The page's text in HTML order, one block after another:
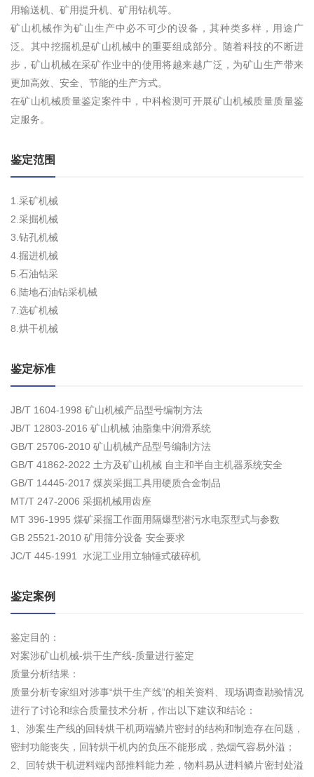
用输送机、矿用提升机、矿用钻机等。
矿山机械作为矿山生产中必不可少的设备，其种类多样，用途广
泛。其中挖掘机是矿山机械中的重要组成部分。随着科技的不断进
步，矿山机械在采矿作业中的使用将越来越广泛，为矿山生产带来
更加高效、安全、节能的生产方式。
在矿山机械质量鉴定案件中，中科检测可开展矿山机械质量质量鉴
定服务。
鉴定范围
1.采矿机械
2.采掘机械
3.钻孔机械
4.掘进机械
5.石油钻采
6.陆地石油钻采机械
7.选矿机械
8.烘干机械
鉴定标准
JB/T 1604-1998 矿山机械产品型号编制方法
JB/T 12803-2016 矿山机械 油脂集中润滑系统
GB/T 25706-2010 矿山机械产品型号编制方法
GB/T 41862-2022 土方及矿山机械 自主和半自主机器系统安全
GB/T 14445-2017 煤炭采掘工具用硬质合金制品
MT/T 247-2006 采掘机械用齿座
MT 396-1995 煤矿采掘工作面用隔爆型潜污水电泵型式与参数
GB 25521-2010 矿用筛分设备 安全要求
JC/T 445-1991 水泥工业用立轴锤式破碎机
鉴定案例
鉴定目的：
对案涉矿山机械-烘干生产线-质量进行鉴定
质量分析结果：
质量分析专家组对涉事“烘干生产线”的相关资料、现场调查勘验情况
进行了讨论和综合质量技术分析，作出以下建议和结论：
1、涉案生产线的回转烘干机两端鳞片密封的结构和制造存在问题，
密封功能丧失，回转烘干机内的负压不能形成，热烟气容易外溢；
2、回转烘干机进料端内部推料能力差，物料易从进料鳞片密封处溢